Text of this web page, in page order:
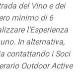
del Vino e dei
minimo di 6
l’Esperienza
In alternativa,
contattando i Soci
Outdoor Active